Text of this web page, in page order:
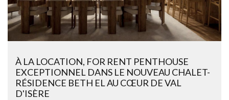
À LA LOCATION, FOR RENT PENTHOUSE
EXCEPTIONNEL DANS LE NOUVEAU CHALET-
RÉSIDENCE BETH EL AU CŒUR DE VAL
D'ISÈRE